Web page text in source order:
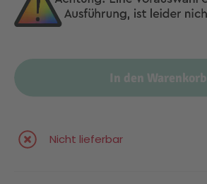
Minecraft™
Minifiguren
NOVELMORE
Sports Action
In den Warenkorb
Nicht lieferbar